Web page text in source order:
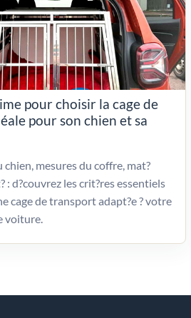
pour choisir la cage de
pour son chien et sa
mesures du coffre, mat?
: d?couvrez les crit?res essentiels
cage de transport adapt?e ? votre
voiture.